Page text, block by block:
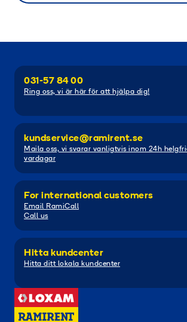
031-57 84 00
Ring oss, vi är här för att hjälpa dig!
kundservice@ramirent.se
Maila oss, vi svarar vanligtvis inom 24h
vardagar
For international customers
Email RamiCall
Call us
Hitta kundcenter
Hitta ditt lokala kundcenter